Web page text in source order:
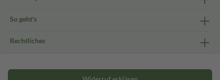
So geht's
Rechtliches